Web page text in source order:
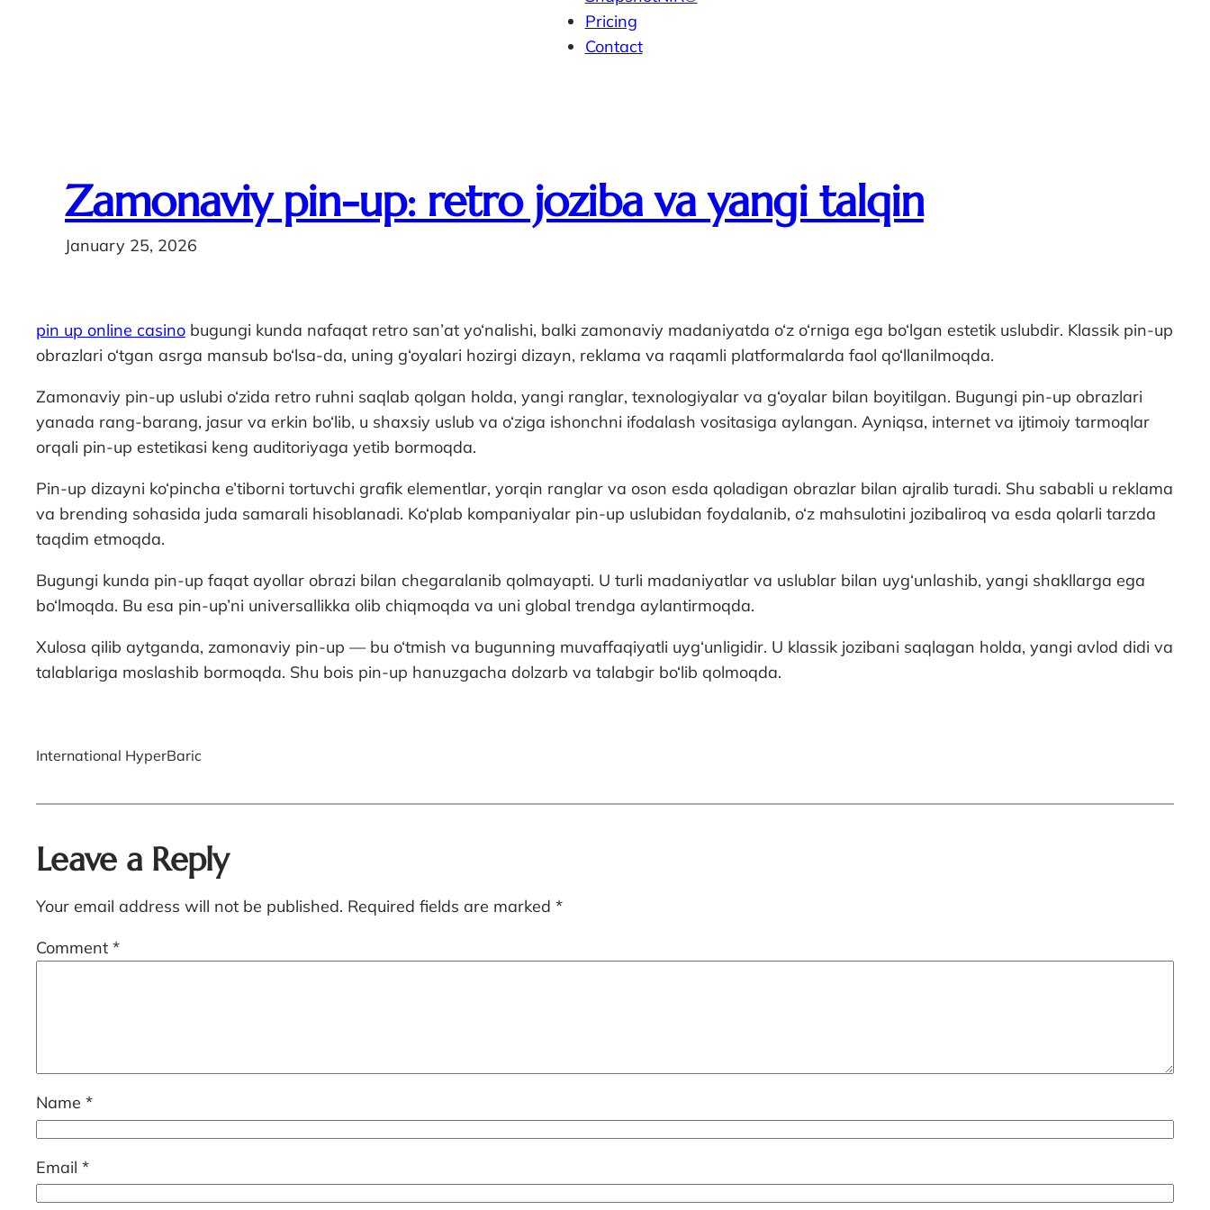
Pricing
Contact
Zamonaviy pin-up: retro joziba va yangi talqin
January 25, 2026
pin up online casino bugungi kunda nafaqat retro san’at yo‘nalishi, balki zamonaviy madaniyatda o‘z o‘rniga ega bo‘lgan estetik uslubdir. Klassik pin-up
obrazlari o‘tgan asrga mansub bo‘lsa-da, uning g‘oyalari hozirgi dizayn, reklama va raqamli platformalarda faol qo‘llanilmoqda.
Zamonaviy pin-up uslubi o‘zida retro ruhni saqlab qolgan holda, yangi ranglar, texnologiyalar va g‘oyalar bilan boyitilgan. Bugungi pin-up obrazlari
yanada rang-barang, jasur va erkin bo‘lib, u shaxsiy uslub va o‘ziga ishonchni ifodalash vositasiga aylangan. Ayniqsa, internet va ijtimoiy tarmoqlar
orqali pin-up estetikasi keng auditoriyaga yetib bormoqda.
Pin-up dizayni ko‘pincha e’tiborni tortuvchi grafik elementlar, yorqin ranglar va oson esda qoladigan obrazlar bilan ajralib turadi. Shu sababli u reklama
va brending sohasida juda samarali hisoblanadi. Ko‘plab kompaniyalar pin-up uslubidan foydalanib, o‘z mahsulotini jozibaliroq va esda qolarli tarzda
taqdim etmoqda.
Bugungi kunda pin-up faqat ayollar obrazi bilan chegaralanib qolmayapti. U turli madaniyatlar va uslublar bilan uyg‘unlashib, yangi shakllarga ega
bo‘lmoqda. Bu esa pin-up’ni universallikka olib chiqmoqda va uni global trendga aylantirmoqda.
Xulosa qilib aytganda, zamonaviy pin-up — bu o‘tmish va bugunning muvaffaqiyatli uyg‘unligidir. U klassik jozibani saqlagan holda, yangi avlod didi va
talablariga moslashib bormoqda. Shu bois pin-up hanuzgacha dolzarb va talabgir bo‘lib qolmoqda.
International HyperBaric
Leave a Reply
Your email address will not be published. Required fields are marked *
Comment *
Name *
Email *